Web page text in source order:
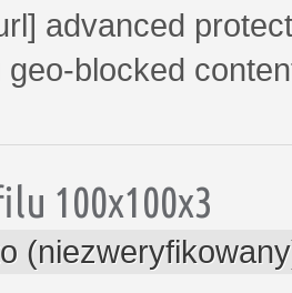
advanced
blocked
100x100x3